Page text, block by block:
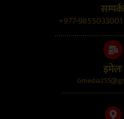
+977-
इमेलः